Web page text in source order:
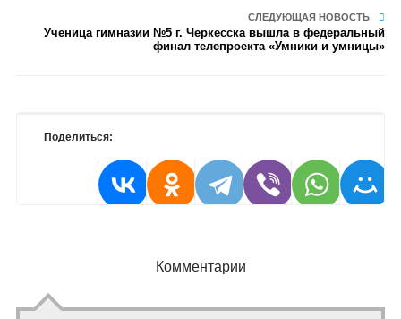
СЛЕДУЮЩАЯ НОВОСТЬ
Ученица гимназии №5 г. Черкесска вышла в федеральный
финал телепроекта «Умники и умницы»
Поделиться:
Комментарии